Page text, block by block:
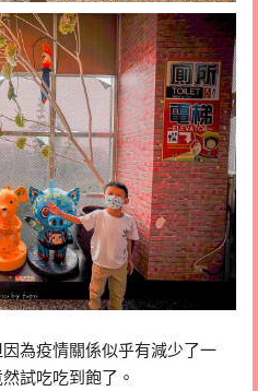
為疫情關係似乎有減少了一
試吃吃到飽了。